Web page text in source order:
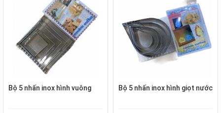
Bộ 5 nhấn inox hình vuông Bộ 5 nhấn inox hình giọt nước